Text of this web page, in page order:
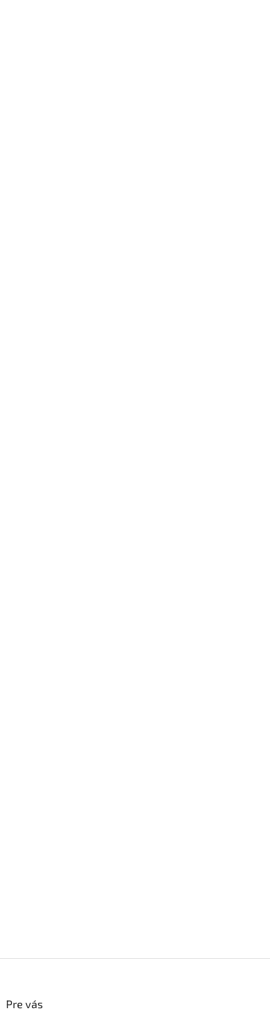
Pre vás